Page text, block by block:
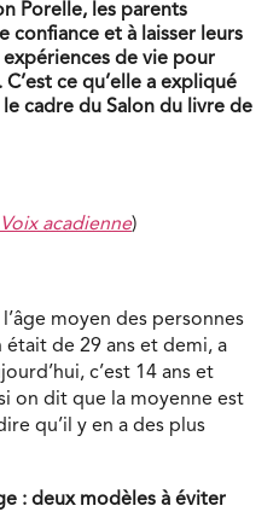
Porelle, les parents
confiance et à laisser leurs
de vie pour
ce qu’elle a expliqué
le cadre du Salon du livre de
acadienne)
moyen des personnes
de 29 ans et demi, a
c’est 14 ans et
on dit que la moyenne est
qu’il y en a des plus
: deux modèles à éviter